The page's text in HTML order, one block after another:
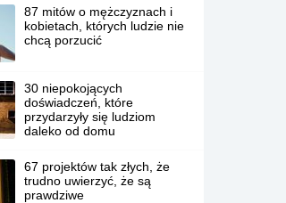
87 mitów o mężczyznach i
kobietach, których ludzie nie
chcą porzucić
30 niepokojących
doświadczeń, które
przydarzyły się ludziom
daleko od domu
67 projektów tak złych, że
trudno uwierzyć, że są
prawdziwe